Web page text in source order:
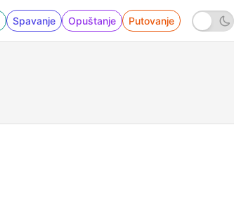
Spavanje Opuštanje Putovanje